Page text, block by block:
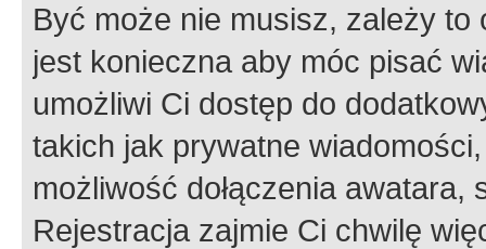
Być może nie musisz, zależy
jest konieczna aby móc pisać
umożliwi Ci dostęp do
takich jak prywatne
możliwość dołączenia
Rejestracja zajmie Ci chwilę